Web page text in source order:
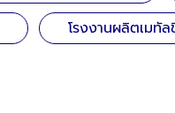
โรงงานผลิตเมทัล